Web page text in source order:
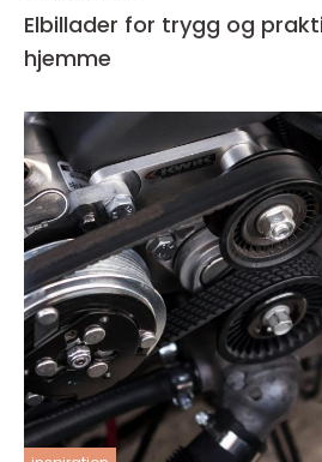
Elbillader for trygg og
hjemme